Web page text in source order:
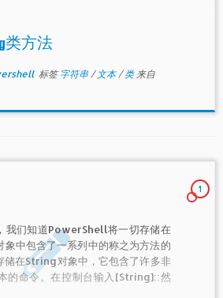
类方法
标签字符串 / 文本/类 来自
1
我们知道PowerShell将一切存储在
象中包含了一系列中的称之为方法的
储在String对象中，它包含了许多非
的命令。在控制台输入[String]::然